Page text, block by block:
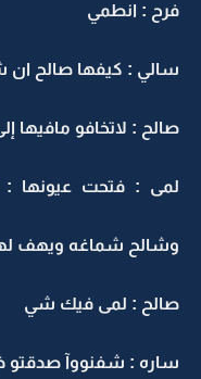
فرح : انطمي
سالي : كيفها صالح ان
صالح : لاتخافو مافيها
لمى : فتحت عيونها :
وشالح شماغه ويهف
صالح : لمى فيك شي
ساره : شفنووآ صدقتو